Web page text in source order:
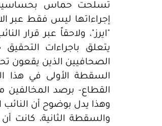
تسلحت حماس بحساسية
إجراءاتها ليس فقط عبر
"ايرز"، ولاحقاً عبر قرار
يتعلق باجراءات
الصحافيين الذين يقعون
السقطة الأولى في هذا
القطاع- برصد المخالفين
وهذا يدل بوضوح أن النائب
والسقطة الثانية، كانت